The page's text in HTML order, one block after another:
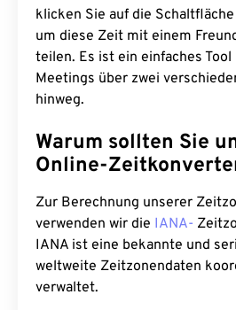
klicken Sie auf die
um diese Zeit mit einem
teilen. Es ist ein einfaches Tool
Meetings über zwei
hinweg.
Warum sollten Sie
Online-
Zur Berechnung unserer
verwenden wir die IANA-
IANA ist eine bekannte und
weltweite Zeitzonendaten
verwaltet.